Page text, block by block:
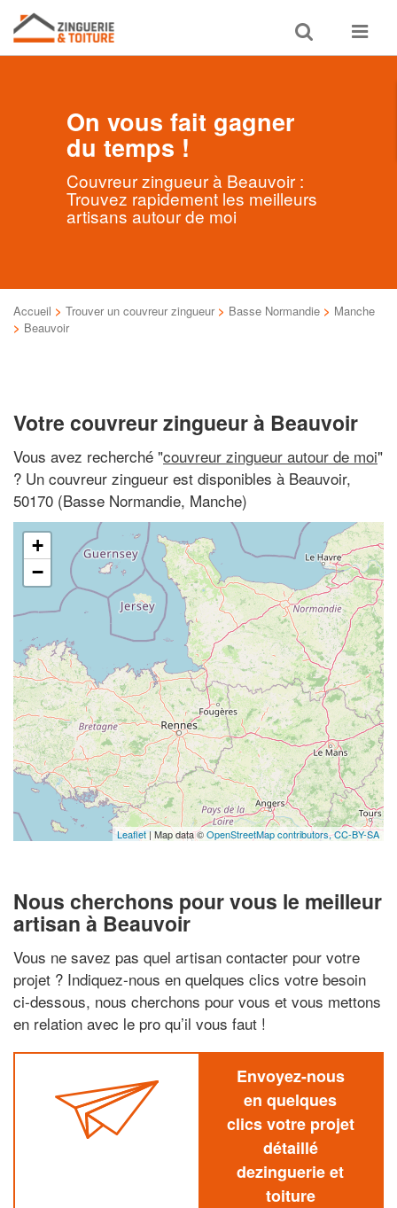
Toggle
search
Toggle
On vous fait gagner
du temps !
Couvreur zingueur à Beauvoir :
Trouvez rapidement les meilleurs
artisans autour de moi
Accueil > Trouver un couvreur zingueur > Basse Normandie > Manche
> Beauvoir
Votre couvreur zingueur à Beauvoir
Vous avez recherché "couvreur zingueur autour de moi"
? Un couvreur zingueur est disponibles à Beauvoir,
50170 (Basse Normandie, Manche)
+
−
Leaflet | Map data ©OpenStreetMap contributors,CC-BY-SA
Nous cherchons pour vous le meilleur
artisan à Beauvoir
Vous ne savez pas quel artisan contacter pour votre
projet ? Indiquez-nous en quelques clics votre besoin
ci-dessous, nous cherchons pour vous et vous mettons
en relation avec le pro qu’il vous faut !
Envoyez-nous
en quelques
clics votre projet
détaillé
dezinguerie et
toiture